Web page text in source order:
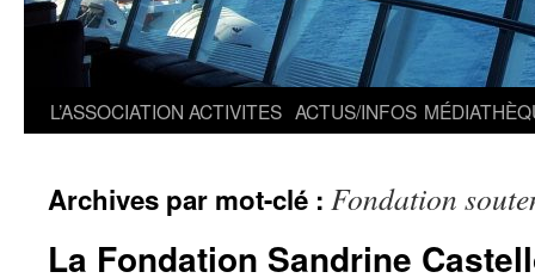
L’ASSOCIATION ACTIVITES ACTUS/INFOS
Archives par mot-clé : Fondation
La Fondation Sandrine